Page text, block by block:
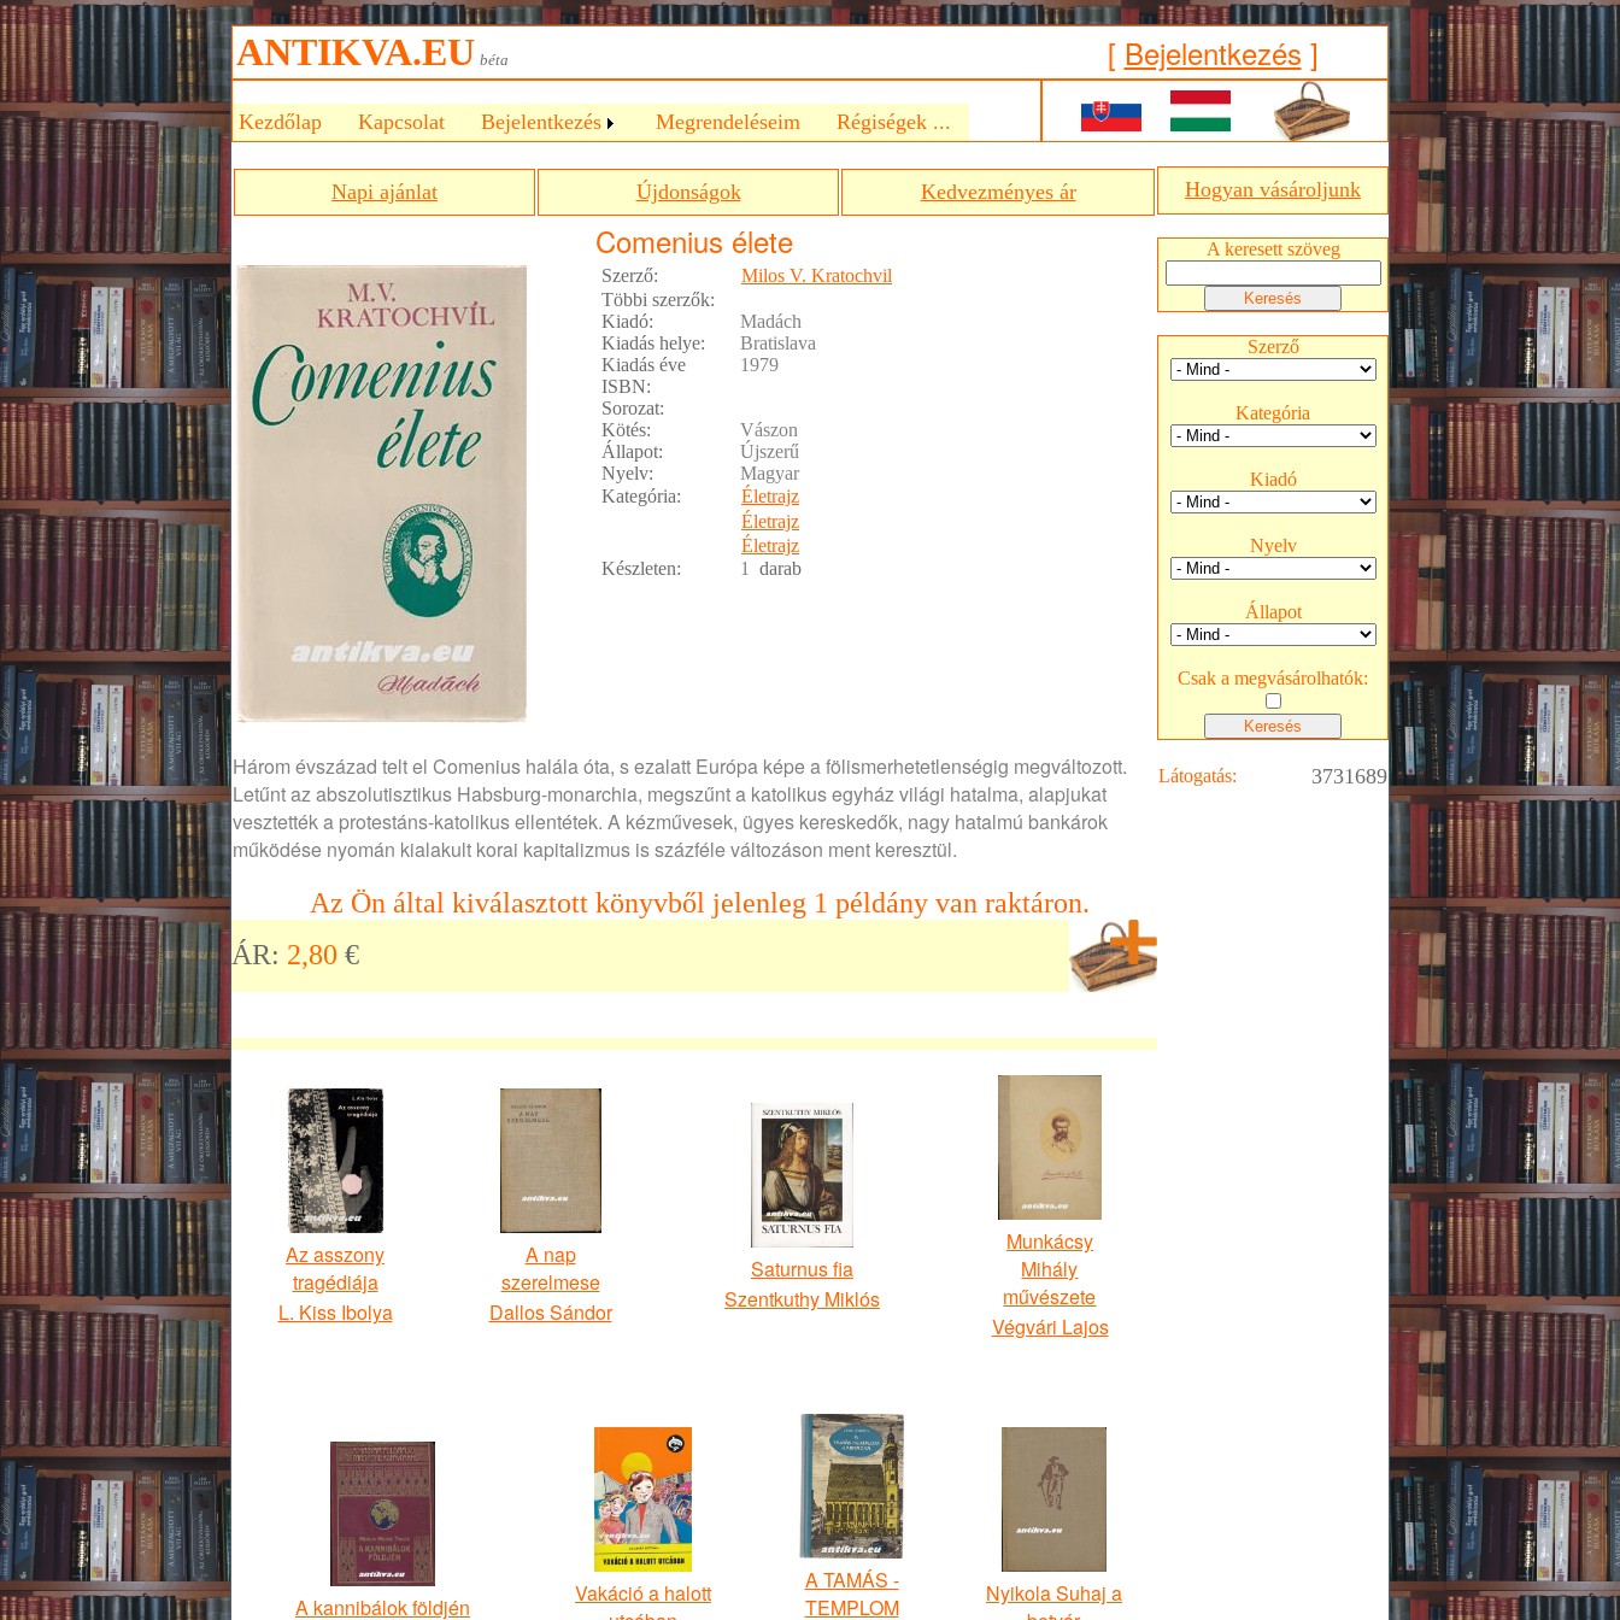
ANTIKVA.EU béta [ Bejelentkezés ]
Kezdőlap Kapcsolat Bejelentkezés Megrendeléseim Régiségek ...
Napi ajánlat Újdonságok Kedvezményes ár
Comenius élete
Szerző:
Milos V. Kratochvil
Többi szerzők:
Kiadó:
Madách
Kiadás helye:
Bratislava
Kiadás éve
1979
ISBN:
Sorozat:
Kötés:
Vászon
Állapot:
Újszerű
Nyelv:
Magyar
Kategória:
Életrajz
Életrajz
Életrajz
Készleten:
1 darab
Három évszázad telt el Comenius halála óta, s ezalatt Európa képe a fölismerhetetlenségig megváltozott.
Letűnt az abszolutisztikus Habsburg-monarchia, megszűnt a katolikus egyház világi hatalma, alapjukat
vesztették a protestáns-katolikus ellentétek. A kézművesek, ügyes kereskedők, nagy hatalmú bankárok
működése nyomán kialakult korai kapitalizmus is százféle változáson ment keresztül.
Az Ön által kiválasztott könyvből jelenleg 1 példány van raktáron.
ÁR: 2,80 €
Az asszony
tragédiája
L. Kiss Ibolya
A nap
szerelmese
Dallos Sándor
Saturnus fia
Szentkuthy Miklós
Munkácsy
Mihály
művészete
Végvári Lajos
A kannibálok földjén
Vakáció a halott
A TAMÁS -
TEMPLOM
Nyikola Suhaj a
Hogyan vásároljunk
A keresett szöveg
Szerző
Kategória
Kiadó
Nyelv
Állapot
Csak a megvásárolhatók:
Látogatás: 3731689